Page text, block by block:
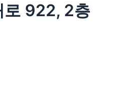
로 922, 2층